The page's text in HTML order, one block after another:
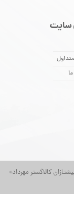
کالاگستر مهرداد»
سایت